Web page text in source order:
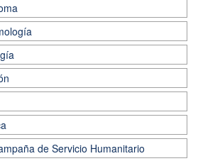
de Servicio Humanitario